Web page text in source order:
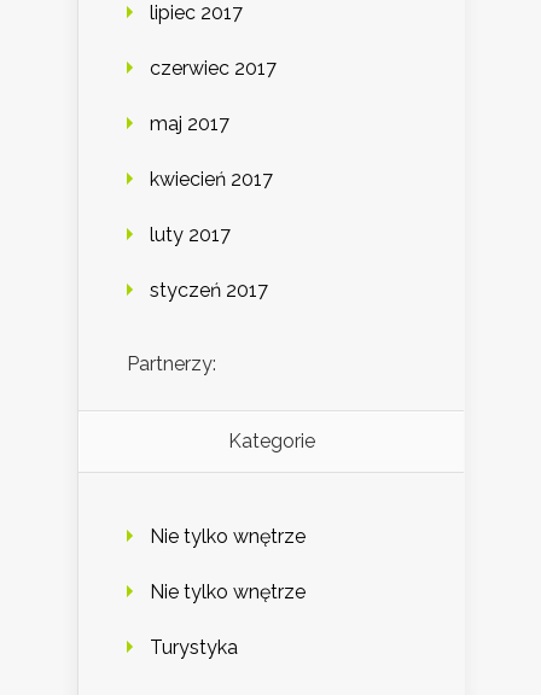
lipiec 2017
czerwiec 2017
maj 2017
kwiecień 2017
luty 2017
styczeń 2017
Partnerzy:
Kategorie
Nie tylko wnętrze
Nie tylko wnętrze
Turystyka